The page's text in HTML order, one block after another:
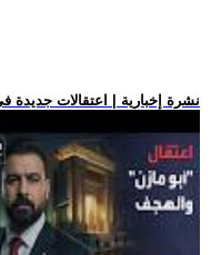
.. نشرة إخبارية | اعتقالات